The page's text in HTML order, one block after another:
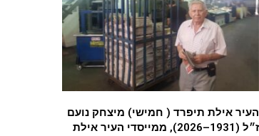
העיר אילת תיפרד ( חמישי) מיצחק נועם
ז״ל (1931–2026), ממייסדי העיר אילת